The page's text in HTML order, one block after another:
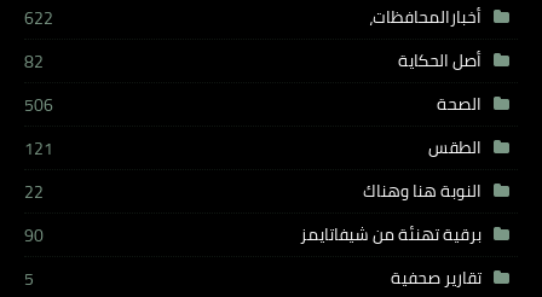
أخبارالمحافظات،
622
أصل الحكاية
82
الصحة
506
الطقس
121
النوبة هنا وهناك
22
برقية تهنئة من شيفاتايمز
90
تقارير صحفية
5